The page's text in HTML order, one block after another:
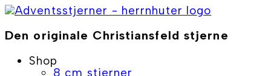
Skip
content
Den originale Christiansfeld stjerne
Shop
8 cm stjerner